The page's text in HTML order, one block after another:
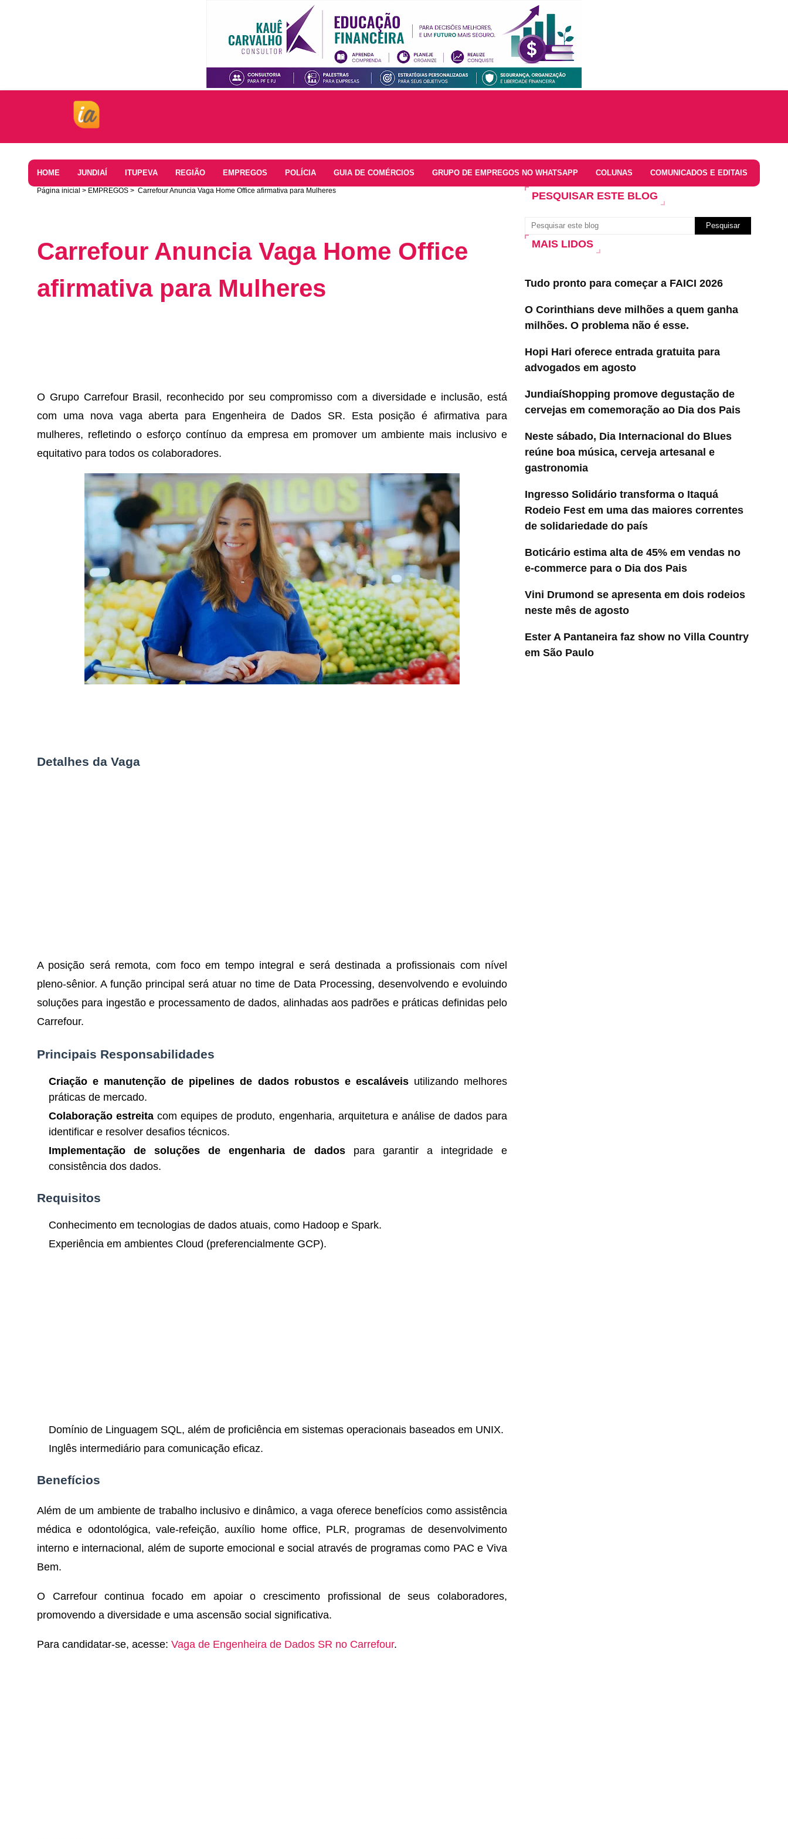
HOME JUNDIAÍ ITUPEVA REGIÃO EMPREGOS POLÍCIA GUIA DE COMÉRCIOS GRUPO DE EMPREGOS NO WHATSAPP COLUNAS COMUNICADOS E EDITAIS
Página inicial EMPREGOS Carrefour Anuncia Vaga Home Office afirmativa para Mulheres
Carrefour Anuncia Vaga Home Office
afirmativa para Mulheres
O Grupo Carrefour Brasil, reconhecido por seu compromisso com a diversidade e inclusão, está
com uma nova vaga aberta para Engenheira de Dados SR. Esta posição é afirmativa para
mulheres, refletindo o esforço contínuo da empresa em promover um ambiente mais inclusivo e
equitativo para todos os colaboradores.
Detalhes da Vaga
A posição será remota, com foco em tempo integral e será destinada a profissionais com nível
pleno-sênior. A função principal será atuar no time de Data Processing, desenvolvendo e evoluindo
soluções para ingestão e processamento de dados, alinhadas aos padrões e práticas definidas pelo
Carrefour.
Principais Responsabilidades
Criação e manutenção de pipelines de dados robustos e escaláveisutilizando melhores
práticas de mercado.
Colaboração estreita com equipes de produto, engenharia, arquitetura e análise de dados para
identificar e resolver desafios técnicos.
Implementação de soluções de engenharia de dadospara garantir a integridade e
consistência dos dados.
Requisitos
Conhecimento em tecnologias de dados atuais, como Hadoop e Spark.
Experiência em ambientes Cloud (preferencialmente GCP).
Domínio de Linguagem SQL, além de proficiência em sistemas operacionais baseados em UNIX.
Inglês intermediário para comunicação eficaz.
Benefícios
Além de um ambiente de trabalho inclusivo e dinâmico, a vaga oferece benefícios como assistência
médica e odontológica, vale-refeição, auxílio home office, PLR, programas de desenvolvimento
interno e internacional, além de suporte emocional e social através de programas como PAC e Viva
Bem.
O Carrefour continua focado em apoiar o crescimento profissional de seus colaboradores,
promovendo a diversidade e uma ascensão social significativa.
Para candidatar-se, acesse: Vaga de Engenheira de Dados SR no Carrefour.
PESQUISAR ESTE BLOG
MAIS LIDOS
Tudo pronto para começar a FAICI 2026
O Corinthians deve milhões a quem ganha
milhões. O problema não é esse.
Hopi Hari oferece entrada gratuita para
advogados em agosto
JundiaíShopping promove degustação de
cervejas em comemoração ao Dia dos Pais
Neste sábado, Dia Internacional do Blues
reúne boa música, cerveja artesanal e
gastronomia
Ingresso Solidário transforma o Itaquá
Rodeio Fest em uma das maiores correntes
de solidariedade do país
Boticário estima alta de 45% em vendas no
e-commerce para o Dia dos Pais
Vini Drumond se apresenta em dois rodeios
neste mês de agosto
Ester A Pantaneira faz show no Villa Country
em São Paulo